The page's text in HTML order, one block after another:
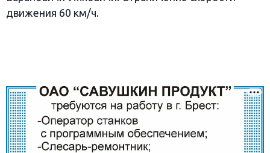
движения 60 км/ч.